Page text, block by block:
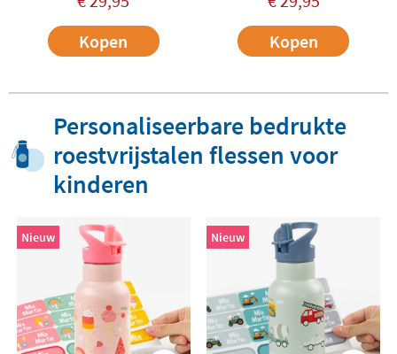
Kopen
Kopen
Personaliseerbare bedrukte
roestvrijstalen flessen voor
kinderen
Nieuw Nieuw